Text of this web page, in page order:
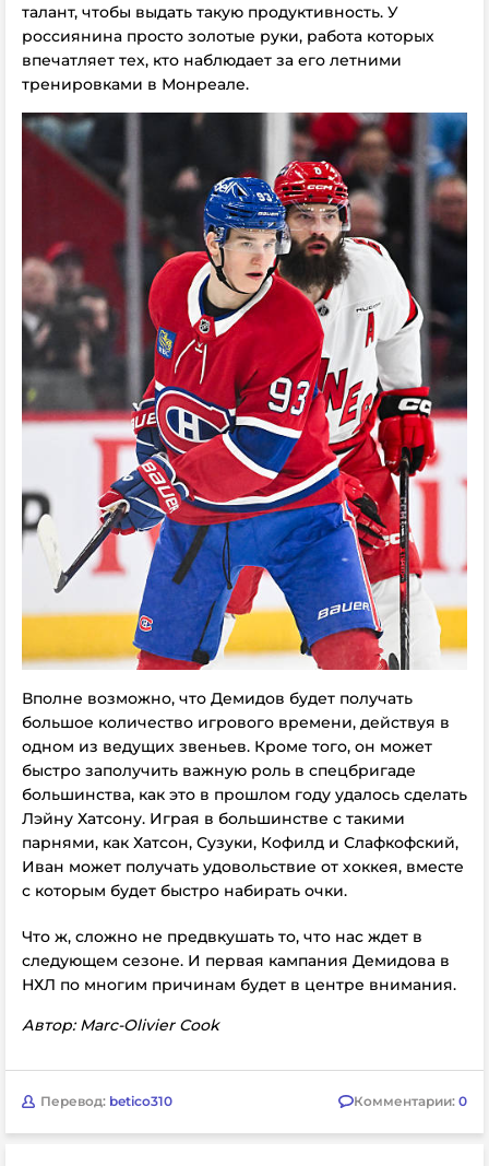
талант, чтобы выдать такую продуктивность. У
россиянина просто золотые руки, работа которых
впечатляет тех, кто наблюдает за его летними
тренировками в Монреале.
Вполне возможно, что Демидов будет получать
большое количество игрового времени, действуя в
одном из ведущих звеньев. Кроме того, он может
быстро заполучить важную роль в спецбригаде
большинства, как это в прошлом году удалось сделать
Лэйну Хатсону. Играя в большинстве с такими
парнями, как Хатсон, Сузуки, Кофилд и Слафкофский,
Иван может получать удовольствие от хоккея, вместе
с которым будет быстро набирать очки.
Что ж, сложно не предвкушать то, что нас ждет в
следующем сезоне. И первая кампания Демидова в
НХЛ по многим причинам будет в центре внимания.
Автор: Marc-Olivier Cook
Перевод: betico310 Комментарии: 0